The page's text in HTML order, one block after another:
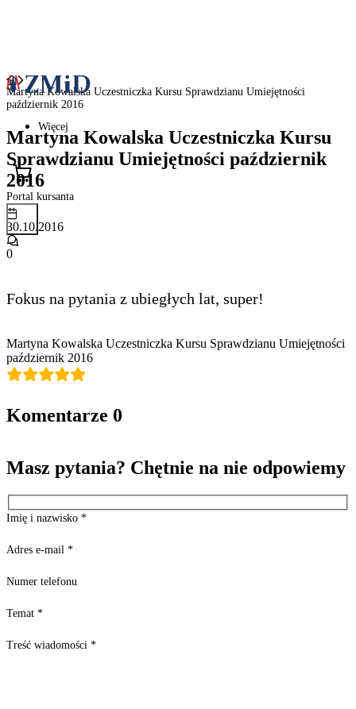
Więcej
Portal kursanta
Martyna Kowalska Uczestniczka Kursu Sprawdzianu Umiejętności
październik 2016
Martyna Kowalska Uczestniczka Kursu
Sprawdzianu Umiejętności październik
2016
30.10.2016
0
Fokus na pytania z ubiegłych lat, super!
Martyna Kowalska Uczestniczka Kursu Sprawdzianu Umiejętności
październik 2016
Komentarze 0
Masz pytania? Chętnie na nie odpowiemy
Imię i nazwisko *
Adres e-mail *
Numer telefonu
Temat *
Treść wiadomości *